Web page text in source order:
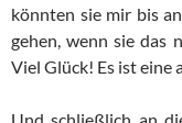
könnten sie mir bis
gehen, wenn sie das
Viel Glück! Es ist